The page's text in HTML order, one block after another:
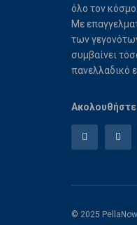
όλο τον κόσμο.
Με
των
συμβαίνει
πανελλαδικό
© 2025